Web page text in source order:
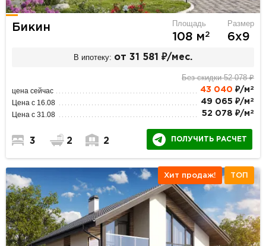
Бикин Площадь
108 м2
Размер
6х9
В ипотеку: от 31 581 ₽/мес.
Без скидки 52 078 ₽
цена сейчас 43 040 ₽/м 2
Цена с 16.08 49 065 ₽/м 2
Цена с 31.08 52 078 ₽/м 2
3 2 2 ПОЛУЧИТЬ РАСЧЕТ
Хит продаж! ТОП